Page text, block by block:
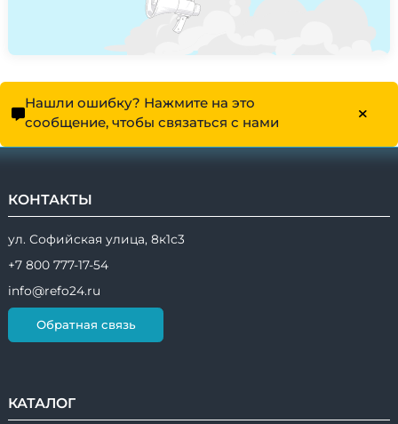
Нашли ошибку? Нажмите на это
сообщение, чтобы связаться с нами
КОНТАКТЫ
ул. Софийская улица, 8к1с3
+7 800 777-17-54
info@refo24.ru
Обратная связь
КАТАЛОГ